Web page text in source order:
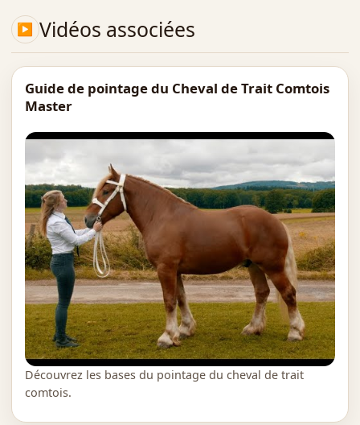
Vidéos associées
Guide de pointage du Cheval de Trait Comtois
Master
Découvrez les bases du pointage du cheval de trait
comtois.